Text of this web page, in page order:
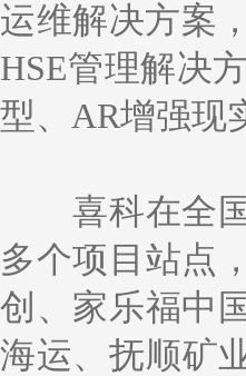
运维解决方案
HSE管理解决
型、AR增强现
喜科在全
多个项目站点
创、家乐福中
海运、抚顺矿